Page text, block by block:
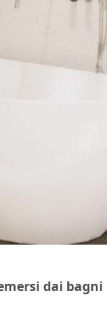
dai bagni